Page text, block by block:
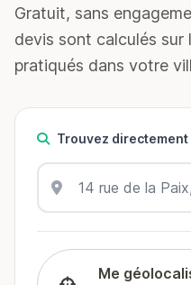
Gratuit, sans
devis sont calculés sur
pratiqués dans votre
Trouvez
Me